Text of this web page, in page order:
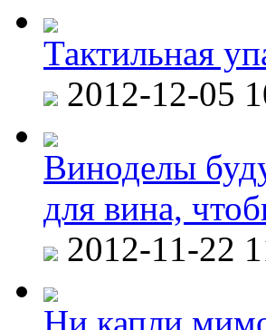
Тактильная
2012-12-05
Виноделы
для вина,
2012-11-22
Ни капли